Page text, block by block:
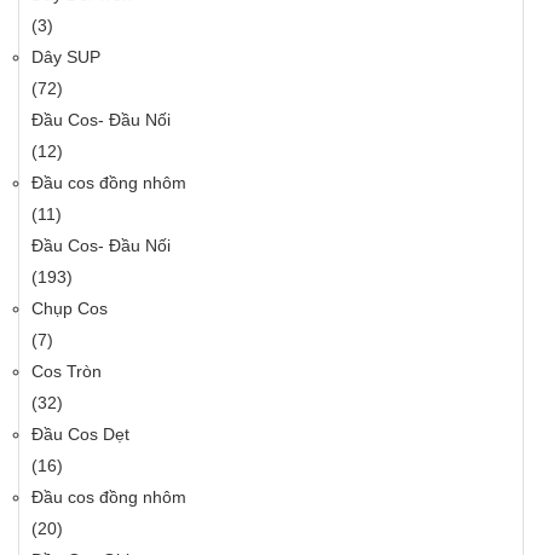
(3)
Dây SUP
(72)
Đầu Cos- Đầu Nối
(12)
Đầu cos đồng nhôm
(11)
Đầu Cos- Đầu Nối
(193)
Chụp Cos
(7)
Cos Tròn
(32)
Đầu Cos Dẹt
(16)
Đầu cos đồng nhôm
(20)